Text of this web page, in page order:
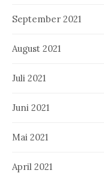
September 2021
August 2021
Juli 2021
Juni 2021
Mai 2021
April 2021